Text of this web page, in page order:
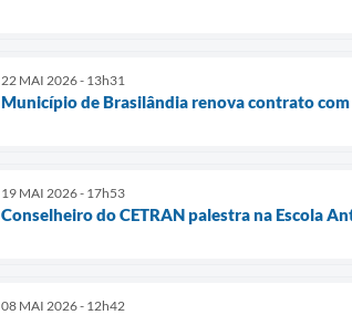
22 MAI 2026 - 13h31
Município de Brasilândia renova contrato com
19 MAI 2026 - 17h53
Conselheiro do CETRAN palestra na Escola
08 MAI 2026 - 12h42